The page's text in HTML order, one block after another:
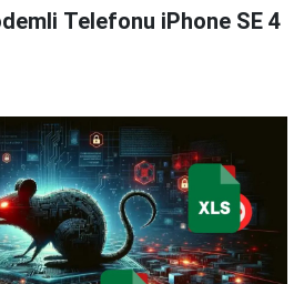
Telefonu iPhone SE 4